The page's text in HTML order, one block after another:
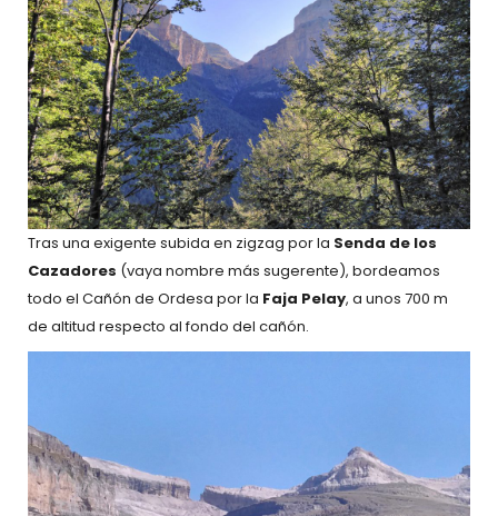
Tras una exigente subida en zigzag por la Senda de los
Cazadores (vaya nombre más sugerente), bordeamos
todo el Cañón de Ordesa por la Faja Pelay, a unos 700 m
de altitud respecto al fondo del cañón.